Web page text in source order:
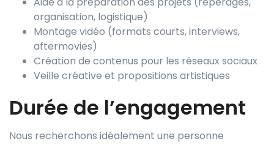
organisation, logistique)
Montage vidéo (formats courts, interviews,
aftermovies)
Création de contenus pour les réseaux sociaux
Veille créative et propositions artistiques
Durée de l’engagement
Nous recherchons idéalement une personne